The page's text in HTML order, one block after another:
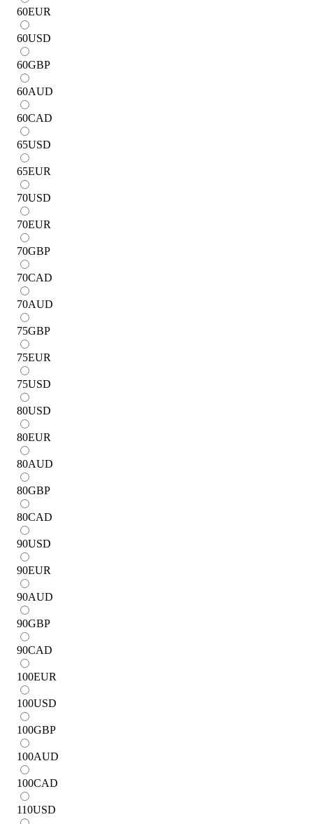
60EUR
60USD
60GBP
60AUD
60CAD
65USD
65EUR
70USD
70EUR
70GBP
70CAD
70AUD
75GBP
75EUR
75USD
80USD
80EUR
80AUD
80GBP
80CAD
90USD
90EUR
90AUD
90GBP
90CAD
100EUR
100USD
100GBP
100AUD
100CAD
110USD